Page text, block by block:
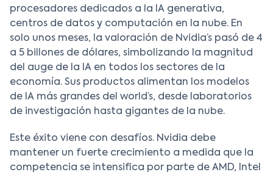
procesadores dedicados a la IA generativa,
centros de datos y computación en la nube. En
solo unos meses, la valoración de Nvidia’s pasó de 4
a 5 billones de dólares, simbolizando la magnitud
del auge de la IA en todos los sectores de la
economía. Sus productos alimentan los modelos
de IA más grandes del world’s, desde laboratorios
de investigación hasta gigantes de la nube.
Este éxito viene con desafíos. Nvidia debe
mantener un fuerte crecimiento a medida que la
competencia se intensifica por parte de AMD, Intel